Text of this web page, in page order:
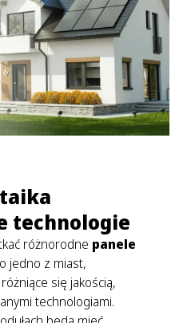
technologie
różnorodne panele
jedno z miast,
się jakością,
technologiami.